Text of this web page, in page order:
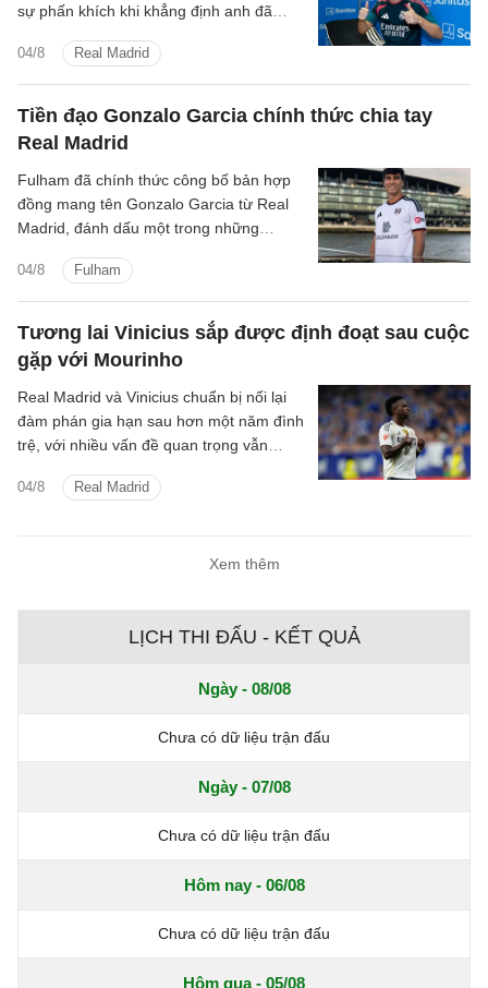
04/8 Real Madrid
sự phấn khích khi khẳng định anh đã
lời mời.
Tiền đạo Gonzalo Garcia chính thức chia tay
Real Madrid
04/8 Fulham
Fulham đã chính thức công bố bản hợp
đồng mang tên Gonzalo Garcia từ Real
Madrid, đánh dấu một trong những
thành London trước thềm mùa giải mới.
Tương lai Vinicius sắp được định đoạt sau cuộc
gặp với Mourinho
04/8 Real Madrid
Real Madrid và Vinicius chuẩn bị nối lại
đàm phán gia hạn sau hơn một năm đình
trệ, với nhiều vấn đề quan trọng vẫn
Xem thêm
LỊCH THI ĐẤU - KẾT QUẢ
Ngày - 08/08
Chưa có dữ liệu trận đấu
Ngày - 07/08
Chưa có dữ liệu trận đấu
Hôm nay - 06/08
Chưa có dữ liệu trận đấu
Hôm qua - 05/08